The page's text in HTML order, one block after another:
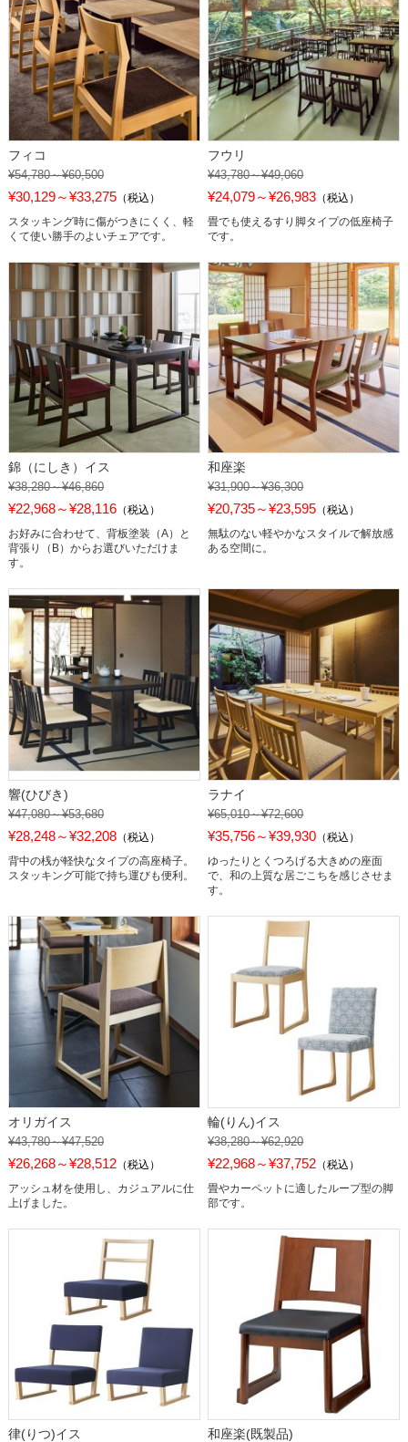
フィコ
¥54,780～¥60,500
¥30,129～¥33,275（税込）
スタッキング時に傷がつきにくく、軽
くて使い勝手のよいチェアです。
フウリ
¥43,780～¥49,060
¥24,079～¥26,983 （税込）
畳でも使えるすり脚タイプの低座椅子
です。
錦（にしき）イス
¥38,280～¥46,860
¥22,968～¥28,116（税込）
お好みに合わせて、背板塗装（A）と
背張り（B）からお選びいただけま
す。
和座楽
¥31,900～¥36,300
¥20,735～¥23,595 （税込）
無駄のない軽やかなスタイルで解放感
ある空間に。
響(ひびき)
¥47,080～¥53,680
¥28,248～¥32,208（税込）
背中の桟が軽快なタイプの高座椅子。
スタッキング可能で持ち運びも便利。
ラナイ
¥65,010～¥72,600
¥35,756～¥39,930 （税込）
ゆったりとくつろげる大きめの座面
で、和の上質な居ごこちを感じさせま
す。
オリガイス
¥43,780～¥47,520
¥26,268～¥28,512（税込）
アッシュ材を使用し、カジュアルに仕
上げました。
輪(りん)イス
¥38,280～¥62,920
¥22,968～¥37,752 （税込）
畳やカーペットに適したループ型の脚
部です。
律(りつ)イス 和座楽(既製品)